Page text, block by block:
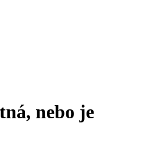
nebo je